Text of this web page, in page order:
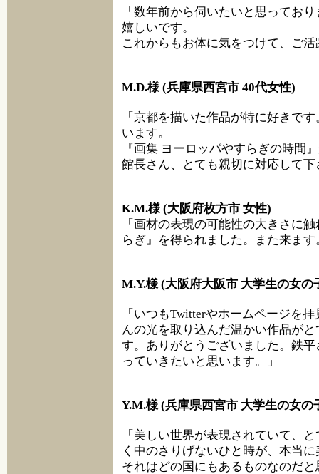
「数年前から伺いたいと思ってお
嬉しいです。
これからもお体に気をつけて、ご
M.D.様 (兵庫県西宮市 40代女性)
「京都を描いた作品が特に好きで
います。
『画集 ヨーロッパやすらぎの時間
館長さん、とても親切に対応して
K.M.様 (大阪府枚方市 女性)
「画材の表現の可能性の大きさに
らぎ』を得られました。また来ます
M.Y.様 (大阪府大阪市 大学生の女の
「いつもTwitterやホームページを
んの光を取り込んだ温かい作品が
す。ありがとうございました。鉄
っていきたいと思います。」
Y.M.様 (兵庫県西宮市 大学生の女の
「美しい世界が表現されていて、
く中のさりげないひと時が、本当
それはどの国にもあるものなのだ